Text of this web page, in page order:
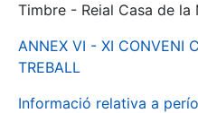
Mostra/Amaga
Timbre - Reial Casa de la
ANNEX VI - XI CONVENI
TREBALL
Informació relativa a